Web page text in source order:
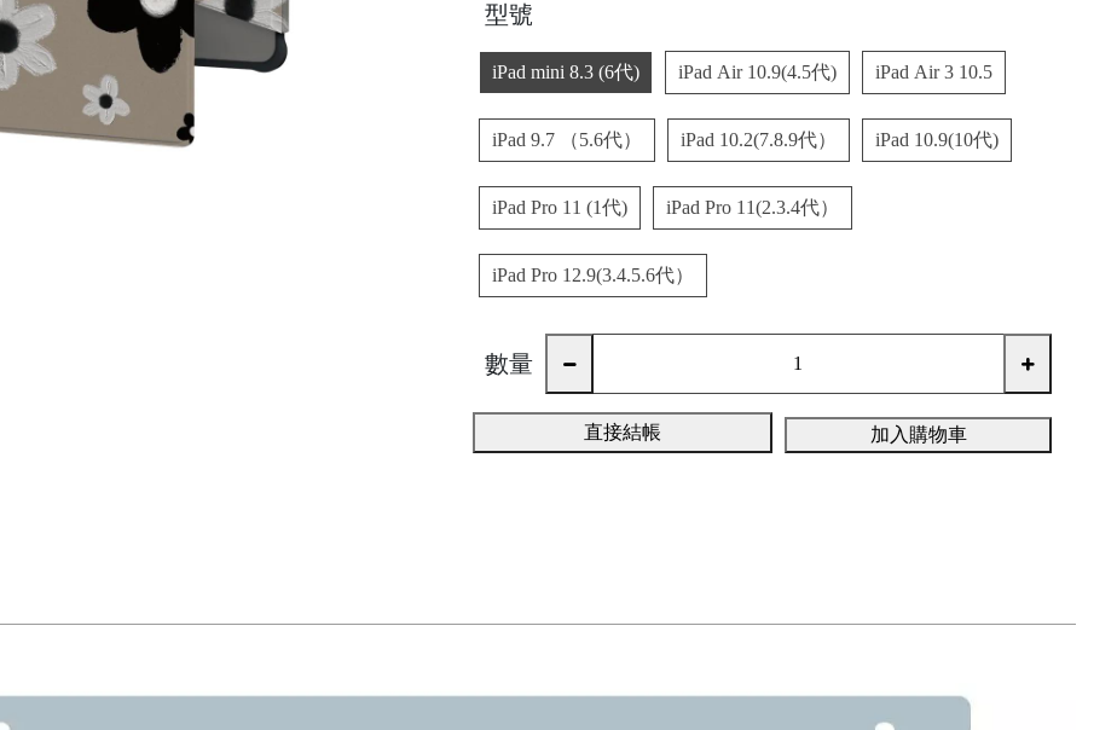
型號
iPad mini 8.3 (6代) iPad Air 10.9(4.5代) iPad Air 3 10.5
iPad 9.7 （5.6代） iPad 10.2(7.8.9代） iPad 10.9(10代)
iPad Pro 11 (1代) iPad Pro 11(2.3.4代）
iPad Pro 12.9(3.4.5.6代）
數量
直接結帳 加入購物車